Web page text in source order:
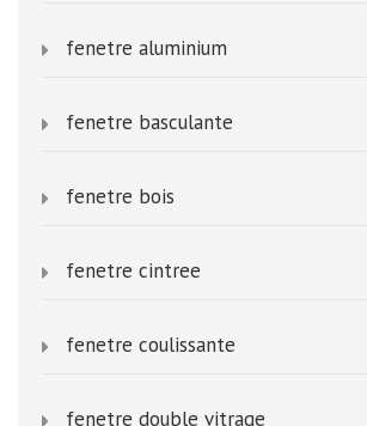
fenetre aluminium
fenetre basculante
fenetre bois
fenetre cintree
fenetre coulissante
fenetre double vitrage